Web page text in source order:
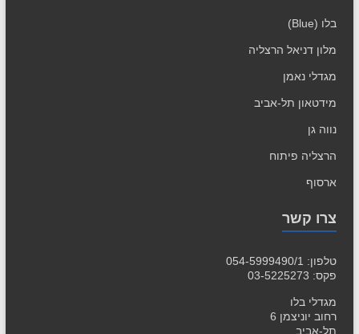
בלו (Blue)
מלון דניאל הרצליה
מגדלי נאמן
מידטאון תל-אביב
נווה גן
הרצליה פיתוח
ארסוף
צרו קשר
טלפון: 054-5999490/1
פקס: 03-5225273
מגדלי בלו
רחוב יוניצמן 6
תל-אביב